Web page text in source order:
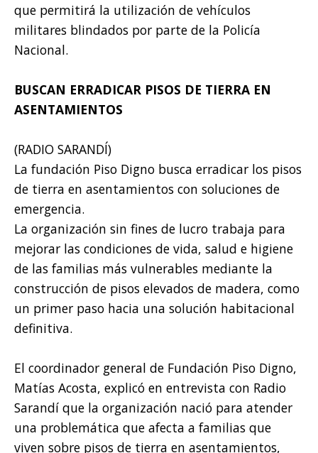
que permitirá la utilización de vehículos
militares blindados por parte de la Policía
Nacional.
BUSCAN ERRADICAR PISOS DE TIERRA EN
ASENTAMIENTOS
(RADIO SARANDÍ)
La fundación Piso Digno busca erradicar los pisos
de tierra en asentamientos con soluciones de
emergencia.
La organización sin fines de lucro trabaja para
mejorar las condiciones de vida, salud e higiene
de las familias más vulnerables mediante la
construcción de pisos elevados de madera, como
un primer paso hacia una solución habitacional
definitiva.
El coordinador general de Fundación Piso Digno,
Matías Acosta, explicó en entrevista con Radio
Sarandí que la organización nació para atender
una problemática que afecta a familias que
viven sobre pisos de tierra en asentamientos,